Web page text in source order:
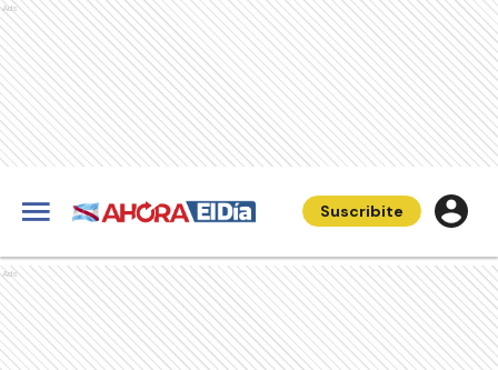
Ads
Suscribite
Ads